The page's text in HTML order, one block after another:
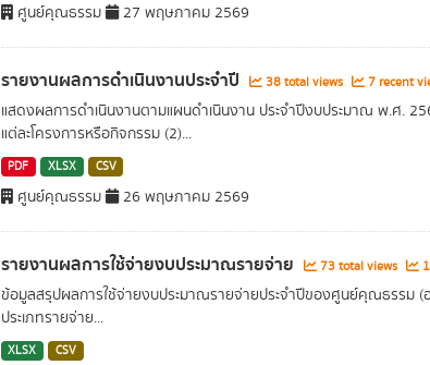
ศูนย์คุณธรรม 27 พฤษภาคม 2569
รายงานผลการดำเนินงานประจำปี 38 total views 7 recent
แสดงผลการดำเนินงานตามแผนดำเนินงาน ประจำปีงบประมาณ พ.ศ.
แต่ละโครงการหรือกิจกรรม (2)...
PDF XLSX CSV
ศูนย์คุณธรรม 26 พฤษภาคม 2569
รายงานผลการใช้จ่ายงบประมาณรายจ่าย 73 total views
ข้อมูลสรุปผลการใช้จ่ายงบประมาณรายจ่ายประจำปีของศูนย์คุณธรรม (
ประเภทรายจ่าย...
XLSX CSV